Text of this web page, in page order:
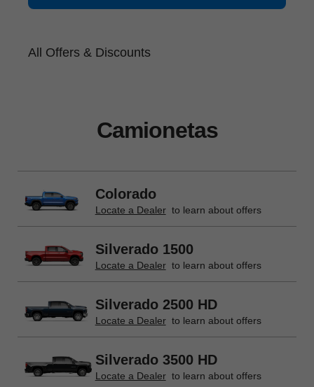
All Offers & Discounts
Camionetas
Colorado
Locate a Dealer to learn about offers
Silverado 1500
Locate a Dealer to learn about offers
Silverado 2500 HD
Locate a Dealer to learn about offers
Silverado 3500 HD
Locate a Dealer to learn about offers